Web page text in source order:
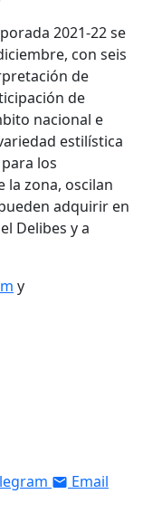
2021-22 se
con seis
de
de
nacional e
estilística
los
la zona, oscilan
adquirir en
Delibes y a
y
Email